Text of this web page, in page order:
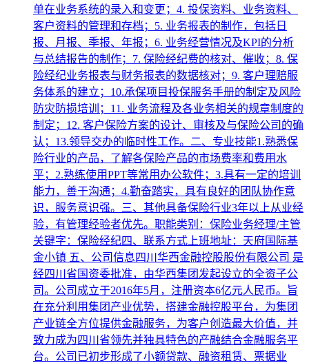
单在业务系统的录入和变更；4. 投保资料、业务资料、
客户资料的管理和存档；5. 业务报表的制作，包括日
报、月报、季报、年报；6. 业务经营情况及KPI的分析
与总结报告的制作；7. 保险经纪费的核对、催收；8. 保
险经纪业务报表与财务报表的数据核对；9. 客户理赔服
务体系的建立；10.承保项目投保服务手册的制定及风险
防灾防损培训；11. 业务流程及各业务相关的规章制度的
制定；12. 客户保险方案的设计、审核及与保险公司的确
认；13.领导交办的临时性工作。二、专业技能1.熟悉保
险行业的产品，了解各保险产品的市场费率和费用水
平；2.熟练使用PPT等常用办公软件；3.具有一定的培训
能力，善于沟通；4.勤奋踏实，具有良好的团队协作意
识，服务意识强。三、其他具备保险行业3年以上从业经
验，有管理经验者优先。职能类别：保险业务经理/主管
关键字：保险经纪四、联系方式上班地址：天府国际基
金小镇 五、公司信息四川华西金融控股股份有限公司 是
经四川省国资委批准，由华西集团发起设立的全资子公
司。公司成立于2016年5月，注册资本6亿元人民币。旨
在充分利用集团产业优势，搭建金融控股平台，为集团
产业链全方位提供金融服务，为客户创造最大价值，并
致力成为四川省领先并独具特色的产融结合金融服务平
台。公司已初步形成了小额贷款、融资租赁、票据业